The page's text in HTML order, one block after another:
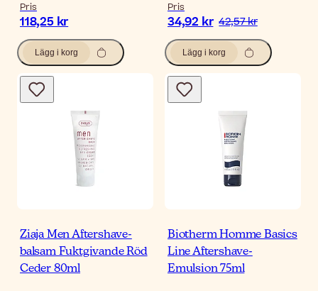
Pris
118,25 kr
Lägg i korg
Pris
34,92 kr 42,57 kr
Lägg i korg
Ziaja Men Aftershave-
balsam Fuktgivande Röd
Ceder 80ml
Biotherm Homme Basics
Line Aftershave-
Emulsion 75ml